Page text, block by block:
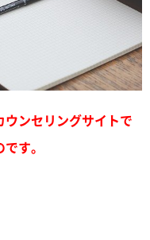
ンセリングサイトで
す。